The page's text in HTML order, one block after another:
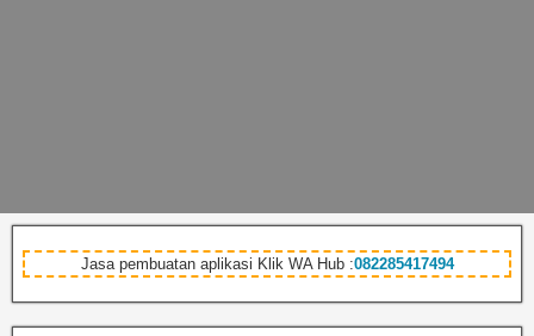
Jasa pembuatan aplikasi Klik WA Hub :082285417494